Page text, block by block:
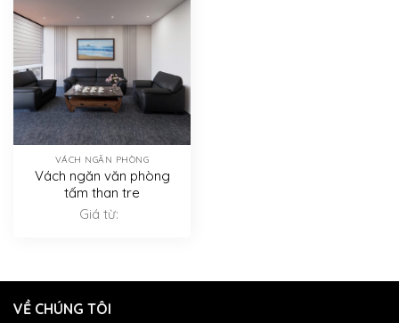
VÁCH NGĂN PHÒNG
Vách ngăn văn phòng
tấm than tre
Giá từ:
VỀ CHÚNG TÔI